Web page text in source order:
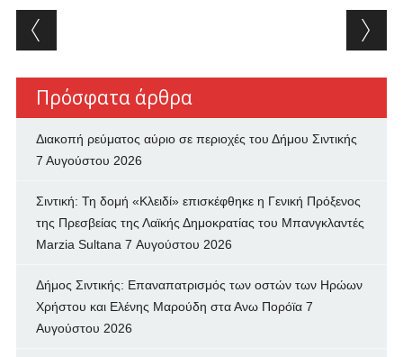
Post navigation
Πρόσφατα άρθρα
Διακοπή ρεύματος αύριο σε περιοχές του Δήμου Σιντικής
7 Αυγούστου 2026
Σιντική: Τη δομή «Κλειδί» επισκέφθηκε η Γενική Πρόξενος
της Πρεσβείας της Λαϊκής Δημοκρατίας του Μπανγκλαντές
Marzia Sultana 7 Αυγούστου 2026
Δήμος Σιντικής: Επαναπατρισμός των oστών των Ηρώων
Χρήστου και Ελένης Μαρούδη στα Ανω Πορόϊα 7
Αυγούστου 2026